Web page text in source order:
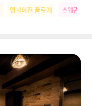
명불허전 끌로에 스웨관리